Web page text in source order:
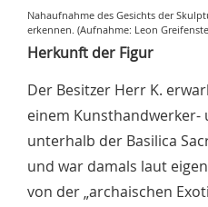
Nahaufnahme des Gesichts der
erkennen. (Aufnahme: Leon
Herkunft der Figur
Der Besitzer Herr K.
einem Kunsthandwerker-
unterhalb der Basilica
und war damals laut
von der „archaischen